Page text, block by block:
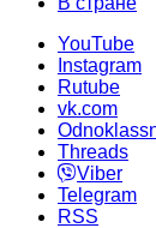
YouTube
Instagram
Rutube
vk.com
Threads
Viber
Telegram
RSS